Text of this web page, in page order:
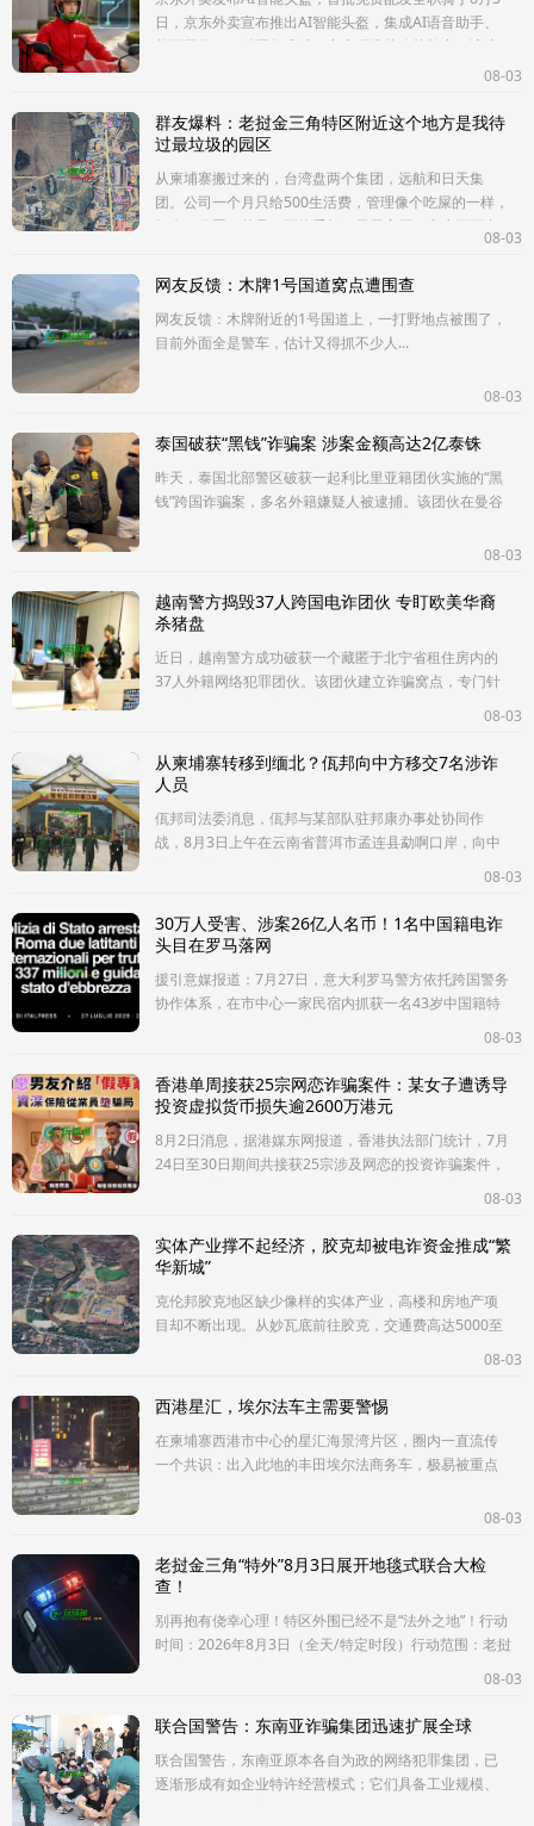
日，京东外卖宣布推出AI智能头盔，集成AI语音助手、
单王带路、一键紧急求助、商户环境核验等能力。该头
08-03
群友爆料：老挝金三角特区附近这个地方是我待
过最垃圾的园区
从柬埔寨搬过来的，台湾盘两个集团，远航和日天集
团。公司一个月只给500生活费，管理像个吃屎的一样，
打人、体罚、禁足、不给手机，天天高压。客户开不出
08-03
网友反馈：木牌1号国道窝点遭围查
网友反馈：木牌附近的1号国道上，一打野地点被围了，
目前外面全是警车，估计又得抓不少人...
08-03
泰国破获“黑钱”诈骗案 涉案金额高达2亿泰铢
昨天，泰国北部警区破获一起利比里亚籍团伙实施的“黑
钱”跨国诈骗案，多名外籍嫌疑人被逮捕。该团伙在曼谷
08-03
越南警方捣毁37人跨国电诈团伙 专盯欧美华裔
杀猪盘
近日，越南警方成功破获一个藏匿于北宁省租住房内的
37人外籍网络犯罪团伙。该团伙建立诈骗窝点，专门针
08-03
从柬埔寨转移到缅北？佤邦向中方移交7名涉诈
人员
佤邦司法委消息，佤邦与某部队驻邦康办事处协同作
战，8月3日上午在云南省普洱市孟连县勐啊口岸，向中
08-03
30万人受害、涉案26亿人名币！1名中国籍电诈
头目在罗马落网
援引意媒报道：7月27日，意大利罗马警方依托跨国警务
协作体系，在市中心一家民宿内抓获一名43岁中国籍特
08-03
香港单周接获25宗网恋诈骗案件：某女子遭诱导
投资虚拟货币损失逾2600万港元
8月2日消息，据港媒东网报道，香港执法部门统计，7月
24日至30日期间共接获25宗涉及网恋的投资诈骗案件，
08-03
实体产业撑不起经济，胶克却被电诈资金推成“繁
华新城”
克伦邦胶克地区缺少像样的实体产业，高楼和房地产项
目却不断出现。从妙瓦底前往胶克，交通费高达5000至
08-03
西港星汇，埃尔法车主需要警惕
在柬埔寨西港市中心的星汇海景湾片区，圈内一直流传
一个共识：出入此地的丰田埃尔法商务车，极易被重点
08-03
老挝金三角“特外”8月3日展开地毯式联合大检
查！
别再抱有侥幸心理！特区外围已经不是“法外之地”！行动
时间：2026年8月3日（全天/特定时段）行动范围：老挝
08-03
联合国警告：东南亚诈骗集团迅速扩展全球
联合国警告，东南亚原本各自为政的网络犯罪集团，已
逐渐形成有如企业特许经营模式；它们具备工业规模、